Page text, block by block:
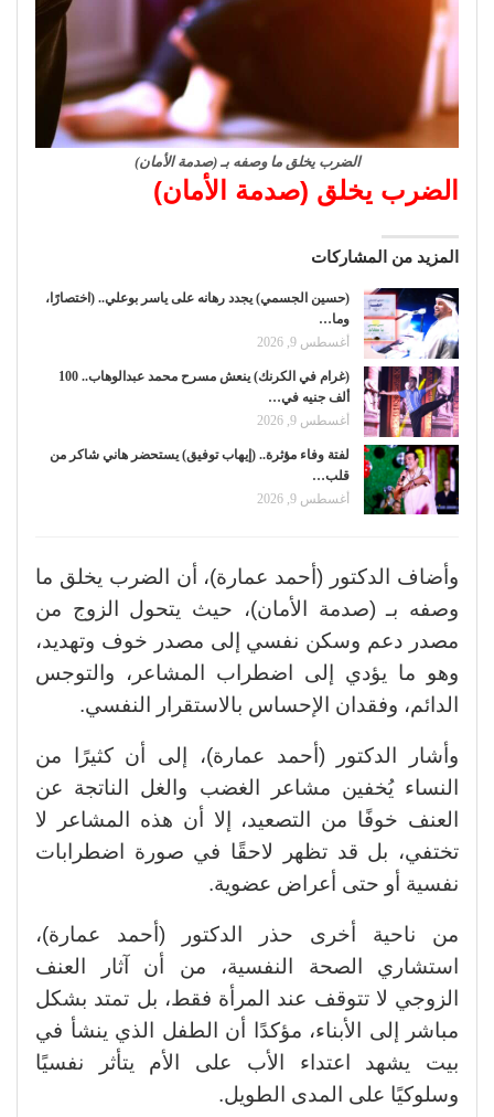
الضرب يخلق ما وصفه بـ (صدمة الأمان)
الضرب يخلق (صدمة الأمان)
المزيد من المشاركات
(حسين الجسمي) يجدد رهانه على ياسر بوعلي.. (اختصارًا،
وما…
أغسطس 9, 2026
(غرام في الكرنك) ينعش مسرح محمد عبدالوهاب.. 100
ألف جنيه في…
أغسطس 9, 2026
لفتة وفاء مؤثرة.. (إيهاب توفيق) يستحضر هاني شاكر من
قلب…
أغسطس 9, 2026
وأضاف الدكتور (أحمد عمارة)، أن الضرب يخلق ما
وصفه بـ (صدمة الأمان)، حيث يتحول الزوج من
مصدر دعم وسكن نفسي إلى مصدر خوف وتهديد،
وهو ما يؤدي إلى اضطراب المشاعر، والتوجس
الدائم، وفقدان الإحساس بالاستقرار النفسي.
وأشار الدكتور (أحمد عمارة)، إلى أن كثيرًا من
النساء يُخفين مشاعر الغضب والغل الناتجة عن
العنف خوفًا من التصعيد، إلا أن هذه المشاعر لا
تختفي، بل قد تظهر لاحقًا في صورة اضطرابات
نفسية أو حتى أعراض عضوية.
من ناحية أخرى حذر الدكتور (أحمد عمارة)،
استشاري الصحة النفسية، من أن آثار العنف
الزوجي لا تتوقف عند المرأة فقط، بل تمتد بشكل
مباشر إلى الأبناء، مؤكدًا أن الطفل الذي ينشأ في
بيت يشهد اعتداء الأب على الأم يتأثر نفسيًا
وسلوكيًا على المدى الطويل.